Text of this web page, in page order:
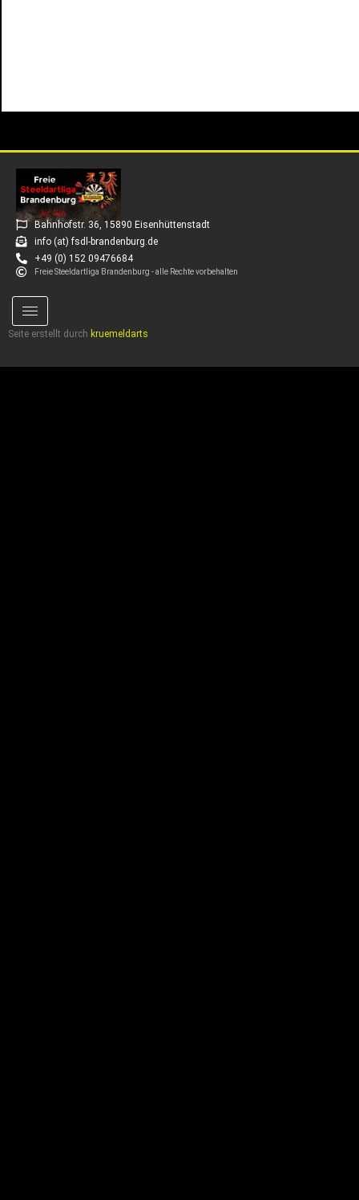
Bahnhofstr. 36, 15890 Eisenhüttenstadt
info (at) fsdl-brandenburg.de
+49 (0) 152 09476684
Freie Steeldartliga Brandenburg - alle Rechte vorbehalten
Seite erstellt durch kruemeldarts